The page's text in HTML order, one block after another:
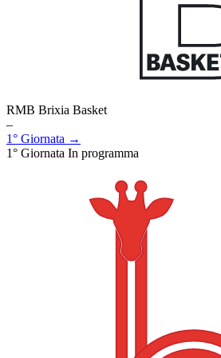
RMB Brixia Basket
–
1° Giornata →
1° Giornata In programma